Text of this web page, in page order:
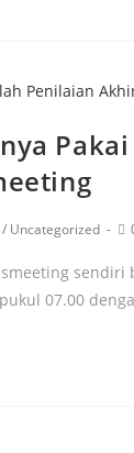
/ Uncategorized
07.00